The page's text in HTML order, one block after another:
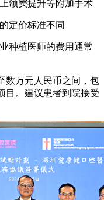
颌窦提升等附加手术
定价标准不同
种植医师的费用通常
万元人民币之间，包
目。建议患者到院接受